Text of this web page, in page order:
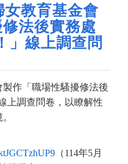
女教育基金會
法後實務處
」線上調查問
作「職場性騷擾修法後
上調查問卷，以瞭解性
（114年5月